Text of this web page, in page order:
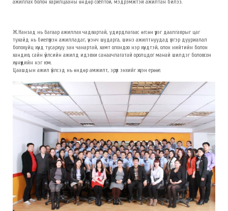
ажиллах болон харилцааны өндөр соёлтой, мэдрэмжтэй ажилтан билээ.
Ж.Нанзад нь багаар ажиллах чадвартай, удирдлагаас өгсөн үүрэг даалгаврыг цаг
тухайд нь биелүүлэн ажилладаг, үнэнч шударга, шинэ ажилтнуудад үлгэр дууриалал
болохуйц хүнд тусархуу зан чанартай, хамт олондоо нэр хүндтэй, олон нийтийн болон
хандив, сайн үйлсийн ажилд идэвхи санаачлагатай оролцдог манай шилдэг боловсон
хүчнүүдийн нэг юм.
Цаашдын ажил үйлсэд нь өндөр амжилт, эрүүл энхийг хүсэн ерөөе.